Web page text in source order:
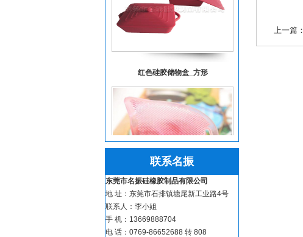
上一篇：
硅胶美容神器_硅胶化
联系名振
东莞市名振硅橡胶制品有限公司
地 址：东莞市石排镇塘尾新工业路4号
联系人：李小姐
手 机：13669888704
电 话：0769-86652688 转 808